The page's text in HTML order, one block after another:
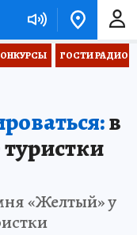
ГОСТИ РАДИО
в
«Желтый» у